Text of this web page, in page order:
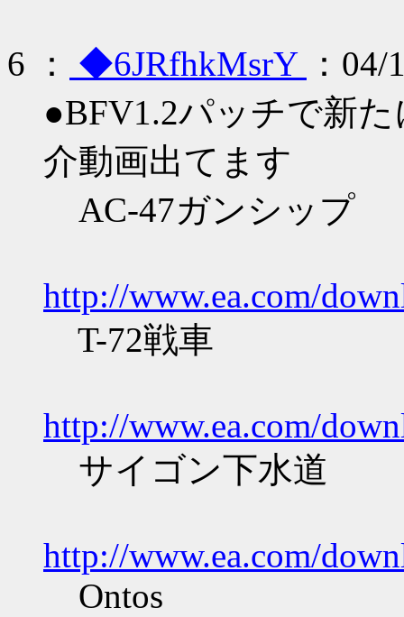
6 ： ◆6JRfhkMsrY
：
●BFV1.2パッチで新
介動画出てます
AC-47ガンシップ
http://www.ea.com/
T-72戦車
http://www.ea.com/
サイゴン下水道
http://www.ea.com/
Ontos